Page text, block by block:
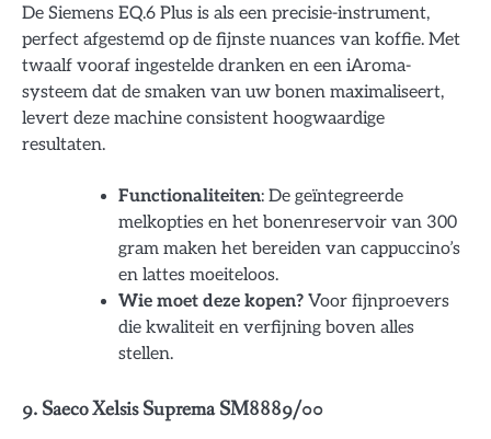
De Siemens EQ.6 Plus is als een precisie-instrument,
perfect afgestemd op de fijnste nuances van koffie. Met
twaalf vooraf ingestelde dranken en een iAroma-
systeem dat de smaken van uw bonen maximaliseert,
levert deze machine consistent hoogwaardige
resultaten.
Functionaliteiten: De geïntegreerde
melkopties en het bonenreservoir van 300
gram maken het bereiden van cappuccino’s
en lattes moeiteloos.
Wie moet deze kopen? Voor fijnproevers
die kwaliteit en verfijning boven alles
stellen.
9. Saeco Xelsis Suprema SM8889/00